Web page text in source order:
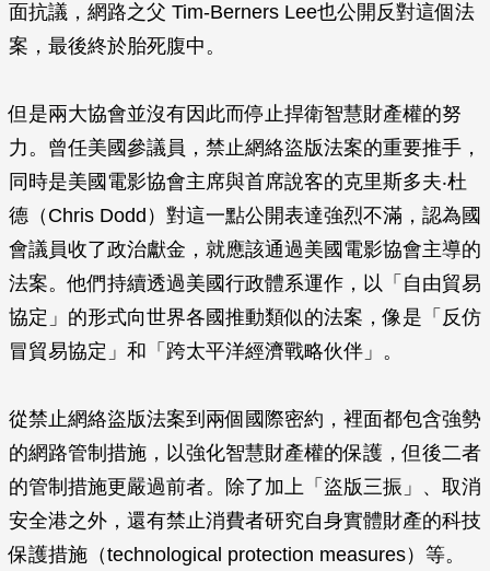
面抗議，網路之父 Tim-Berners Lee也公開反對這個法
案，最後終於胎死腹中。
但是兩大協會並沒有因此而停止捍衛智慧財產權的努
力。曾任美國參議員，禁止網絡盜版法案的重要推手，
同時是美國電影協會主席與首席說客的克里斯多夫‧杜
德（Chris Dodd）對這一點公開表達強烈不滿，認為國
會議員收了政治獻金，就應該通過美國電影協會主導的
法案。他們持續透過美國行政體系運作，以「自由貿易
協定」的形式向世界各國推動類似的法案，像是「反仿
冒貿易協定」和「跨太平洋經濟戰略伙伴」。
從禁止網絡盜版法案到兩個國際密約，裡面都包含強勢
的網路管制措施，以強化智慧財產權的保護，但後二者
的管制措施更嚴過前者。除了加上「盜版三振」、取消
安全港之外，還有禁止消費者研究自身實體財產的科技
保護措施（technological protection measures）等。